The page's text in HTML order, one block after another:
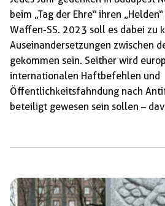
beim „Tag der Ehre“ ihren
Waffen-SS. 2023 soll es dabei zu
Auseinandersetzungen zwischen
gekommen sein. Seither wird
internationalen Haftbefehlen und
Öffentlichkeitsfahndung nach
beteiligt gewesen sein sollen –
Deutschland – hat
verdächtige aus Ungarn wurde